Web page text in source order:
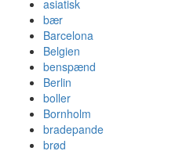
asiatisk
bær
Barcelona
Belgien
benspænd
Berlin
boller
Bornholm
bradepande
brød